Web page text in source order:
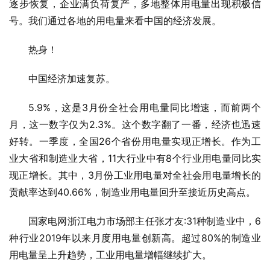
逐步恢复，企业满负荷复产，多地整体用电量出现积极信
号。我们通过各地的用电量来看中国的经济发展。
热身！
中国经济加速复苏。
5.9%，这是3月份全社会用电量同比增速，而前两个
月，这一数字仅为2.3%。这个数字翻了一番，经济也迅速
好转。一季度，全国26个省份用电量实现正增长。作为工
业大省和制造业大省，11大行业中有8个行业用电量同比实
现正增长。其中，3月份工业用电量对全社会用电量增长的
贡献率达到40.66%，制造业用电量回升至接近历史高点。
国家电网浙江电力市场部主任张才友:31种制造业中，6
种行业2019年以来月度用电量创新高。超过80%的制造业
用电量呈上升趋势，工业用电量增幅继续扩大。